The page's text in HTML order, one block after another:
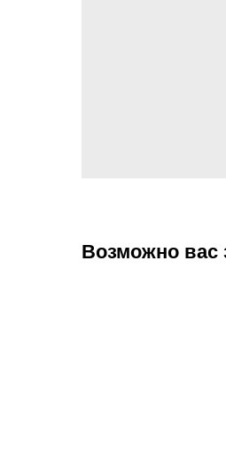
Возможно вас